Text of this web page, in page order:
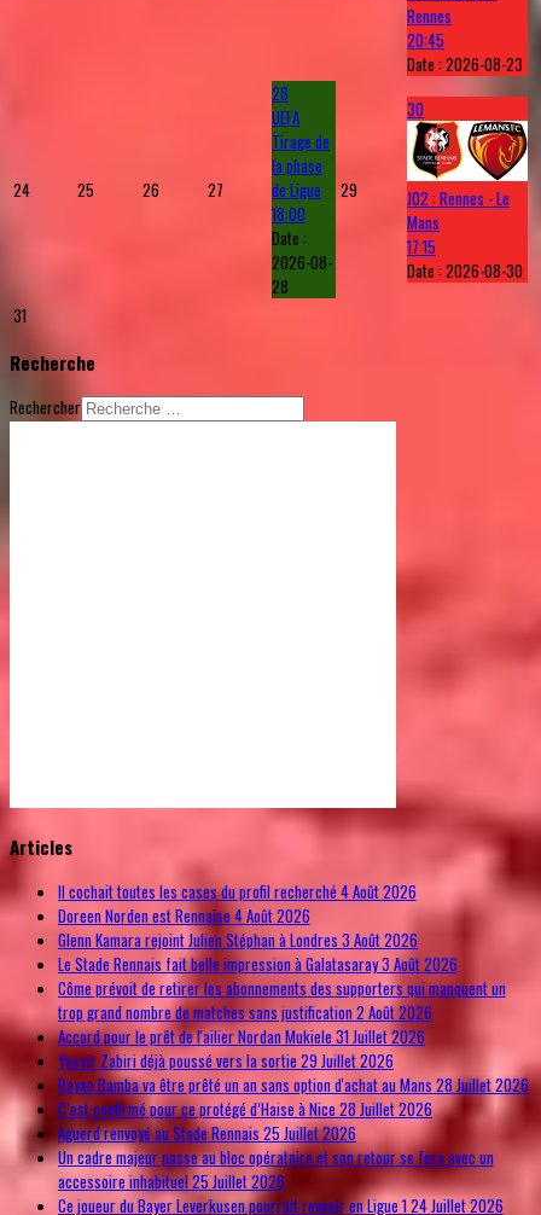
Rennes
20:45
Date :2026-08-23
24 25 26 27
28
UEFA
Tirage de
la phase
de Ligue
18:00
Date :
2026-08-
28
29
30
J02 : Rennes - Le
Mans
17:15
Date :2026-08-30
31
Recherche
Rechercher
VinaGecko.com
Articles
Il cochait toutes les cases du profil recherché 4 Août 2026
Doreen Norden est Rennaise4 Août 2026
Glenn Kamara rejoint Julien Stéphan à Londres 3 Août 2026
Le Stade Rennais fait belle impression à Galatasaray3 Août 2026
Côme prévoit de retirer les abonnements des supporters qui manquent un
trop grand nombre de matches sans justification 2 Août 2026
Accord pour le prêt de l'ailier Nordan Mukiele 31 Juillet 2026
Yassir Zabiri déjà poussé vers la sortie 29 Juillet 2026
Rayan Bamba va être prêté un an sans option d'achat au Mans 28 Juillet 2026
C’est confirmé pour ce protégé d’Haise à Nice28 Juillet 2026
Aguerd renvoyé au Stade Rennais 25 Juillet 2026
Un cadre majeur passe au bloc opératoire et son retour se fera avec un
accessoire inhabituel25 Juillet 2026
Ce joueur du Bayer Leverkusen pourrait revenir en Ligue 124 Juillet 2026